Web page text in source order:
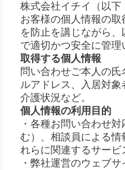
株式会社イチイ（以下
お客様の個人情報の
を防止を講じながら
で適切かつ安全に管理
取得する個人情報
問い合わせご本人の
ルアドレス、入居対象
介護状況など。
個人情報の利用目的
・各種お問い合わせ
む）、相談員による
れらに関連するサービ
・弊社運営のウェブ